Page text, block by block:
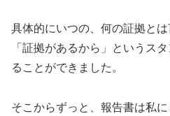
具体的にいつの、何の証拠と
「証拠があるから」というス
ることができました。
そこからずっと、報告書は私